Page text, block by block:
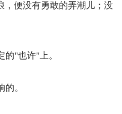
，便没有勇敢的弄潮儿；没
的"也许"上。
。